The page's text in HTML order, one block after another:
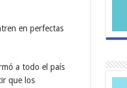
en perfectas
a todo el país
que los